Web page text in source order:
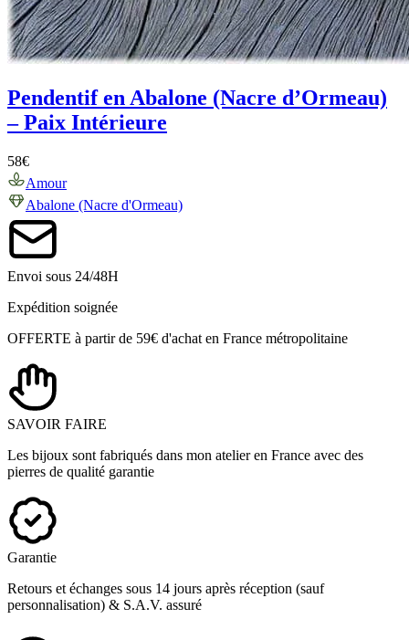
Pendentif en Abalone (Nacre d’Ormeau)
– Paix Intérieure
58€
Amour
Abalone (Nacre d'Ormeau)
Envoi sous 24/48H
Expédition soignée
OFFERTE à partir de 59€ d'achat en France métropolitaine
SAVOIR FAIRE
Les bijoux sont fabriqués dans mon atelier en France avec des
pierres de qualité garantie
Garantie
Retours et échanges sous 14 jours après réception (sauf
personnalisation) & S.A.V. assuré